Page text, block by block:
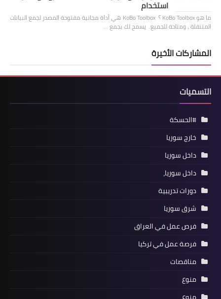
استخدام
ما هو KoBo Toolbox ؟ KoBo Toolbox هي أداة مجانية مفتوحة المصدر لجمع البيانات
المتنقلة ، ومتاحة للجميع. يسمح لك بجمع …
المشاركات الأخيرة
التسميات
#الحسكة
خارج سوريا
داخل سوريا
داخل سوريا،
دورات تدريبية
شرق سوريا
فرص عمل في العراق
فرصة عمل في تركيا
مناقصات
منوع